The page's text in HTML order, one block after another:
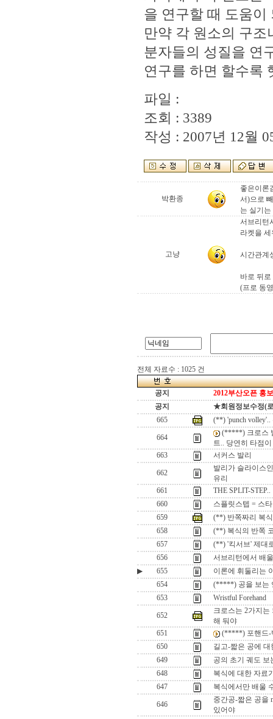
을 연구할 때 도움이
만약 각 원소의 구
분자들의 성질을 연
연구를 하면 할수록
파일 :
조회 : 3389
작성 : 2007년 12월
박환종
좋은이론
서)으로
는 실기
고냥
서브리턴
라켓을
시간관계
바로 뒤
(프로 동
전체 자료수 : 1025 건
공지
2012부산오픈 홍
공지
★회원정보수정(
665
(**) 'punch
664
(*****) 크로스
트.. 당연히 타점
663
서커스 발리
662
발리가 슬라이스
유리
661
THE SPLIT-
660
스플릿스텝 = 스
659
(**) 반쪽짜리 복
658
(**) 복식의 반쪽
657
(**) '킥서브' 제대
656
서브리턴에서 배
▶
655
이론에 휘둘리는
654
(*****) 공을 보는
653
Wristful Forehand
652
크로스는 2가지는
해 둬야
651
(*****) 포핸드-
650
길고-짧은 공에
649
공의 초기 궤도 보
648
복식에 대한 자료
647
복식에서만 배울
646
중간공-짧은 공을
있어야